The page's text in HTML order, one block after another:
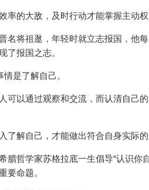
率的大敌，及时行动才能掌握主动
名将祖逖，年轻时就立志报国，他
了报国之志。
是了解自己。
可以通过观察和交流，而认清自己
了解自己，才能做出符合自身实际
腊哲学家苏格拉底一生倡导“认识
要命题。